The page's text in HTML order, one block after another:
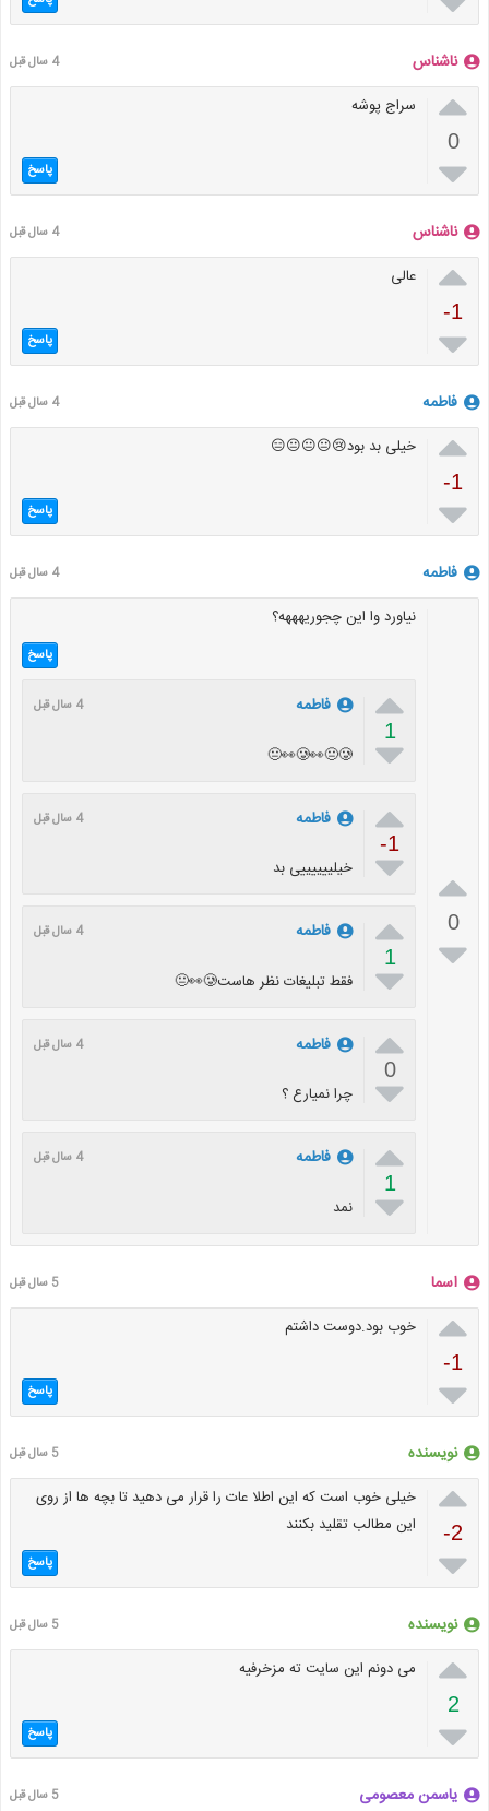
ناشناس 4 سال قبل

0

سراج پوشه
پاسخ
ناشناس 4 سال قبل

-1

عالی
پاسخ
فاطمه 4 سال قبل

-1

خیلی بد بود😢😐😐😐😑
پاسخ
فاطمه 4 سال قبل

0

نیاورد وا این چجوریهههه؟
پاسخ

1

فاطمه 4 سال قبل
🥲👀😐🥲👀😐

-1

فاطمه 4 سال قبل
خیلییییییی بد

1

فاطمه 4 سال قبل
فقط تبلیغات نظر هاست🥲👀😐

0

فاطمه 4 سال قبل
چرا نمیارع ؟

1

فاطمه 4 سال قبل
نمد
اسما 5 سال قبل

-1

خوب بود.دوست داشتم
پاسخ
نویسنده 5 سال قبل

-2

خیلی خوب است که این اطلا عات را قرار می دهید تا بچه ها از روی
این مطالب تقلید بکنند
پاسخ
نویسنده 5 سال قبل

2

می دونم این سایت ته مزخرفیه
پاسخ
یاسمن معصومی 5 سال قبل